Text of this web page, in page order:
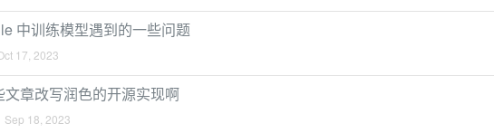
中训练模型遇到的一些问题
17, 2023
文章改写润色的开源实现啊
Sep 18, 2023